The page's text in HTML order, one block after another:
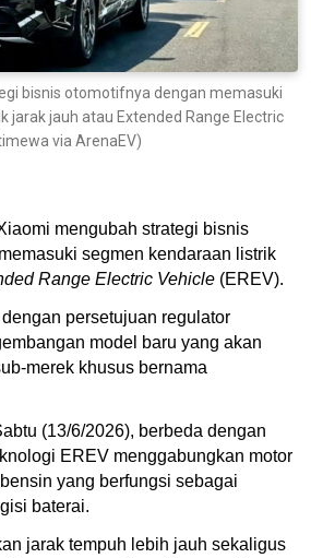
bisnis otomotifnya dengan memasuki
jarak jauh atau Extended Range Electric
via ArenaEV)
mengubah strategi bisnis
segmen kendaraan listrik
Range Electric Vehicle (EREV).
persetujuan regulator
model baru yang akan
merek khusus bernama
(13/6/2026), berbeda dengan
EREV menggabungkan motor
yang berfungsi sebagai
baterai.
jarak tempuh lebih jauh sekaligus